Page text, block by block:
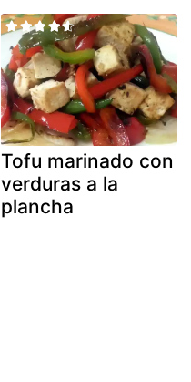
Tofu marinado con
verduras a la
plancha